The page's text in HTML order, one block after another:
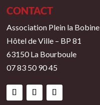
CONTACT
Association Plein la Bobine
Hôtel de Ville – BP 81
63150 La Bourboule
07 83 50 90 45